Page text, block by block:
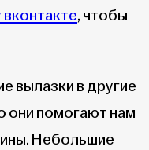
вконтакте, чтобы
вылазки в другие
они помогают нам
Небольшие